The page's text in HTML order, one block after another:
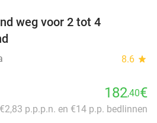
weg voor 2 tot 4
8.6 star
182,40€
p.p.p.n. en €14 p.p. bedlinnen